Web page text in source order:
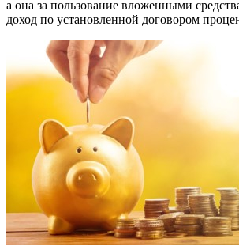
а она за пользование вложенными
доход по установленной договором